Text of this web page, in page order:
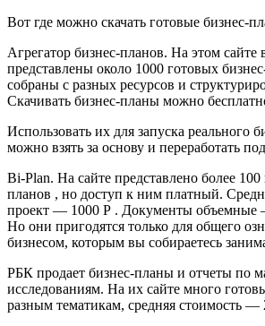
Вот где можно скачать готовые бизнес-
Агрегатор бизнес-планов. На этом сайте
представлены около 1000 готовых
собраны с разных ресурсов и
Скачивать бизнес-планы можно
Использовать их для запуска реального
можно взять за основу и переработать
Bi-Plan. На сайте представлено более
планов , но доступ к ним платный.
проект — 1000 Р . Документы объемные
Но они пригодятся только для общего
бизнесом, которым вы собираетесь
РБК продает бизнес-планы и отчеты по
исследованиям. На их сайте много
разным тематикам, средняя стоимость